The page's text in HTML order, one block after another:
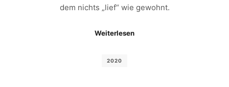
dem nichts „lief“ wie gewohnt.
Weiterlesen
2020